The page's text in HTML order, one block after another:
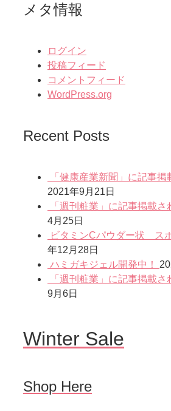
メタ情報
ログイン
投稿フィード
コメントフィード
WordPress.org
Recent Posts
「健康産業新聞」に記事掲
2021年9月21日
「週刊粧業」に記事掲載さ
4月25日
ビタミンCパウダー状 ス
年12月28日
ハミガキジェル開発中！
「週刊粧業」に記事掲載さ
9月6日
Winter Sale
Shop Here